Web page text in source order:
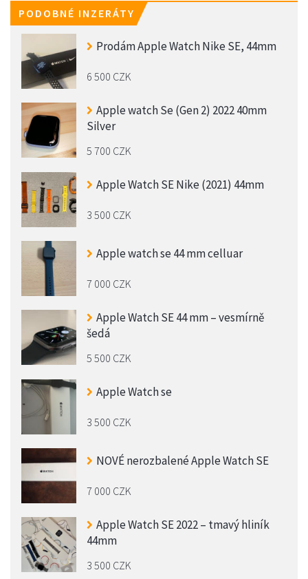
PODOBNÉ INZERÁTY
Prodám Apple Watch Nike SE, 44mm
6 500 CZK
Apple watch Se (Gen 2) 2022 40mm
Silver
5 700 CZK
Apple Watch SE Nike (2021) 44mm
3 500 CZK
Apple watch se 44 mm celluar
7 000 CZK
Apple Watch SE 44 mm – vesmírně
šedá
5 500 CZK
Apple Watch se
3 500 CZK
NOVÉ nerozbalené Apple Watch SE
7 000 CZK
Apple Watch SE 2022 – tmavý hliník
44mm
3 500 CZK